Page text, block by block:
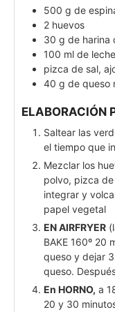
500 g de
2 huevos
30 g de harina
100 ml de
pizca de sal,
40 g de queso
ELABORACIÓN
Saltear las
el tiempo que
Mezclar los
polvo, pizca
integrar y
papel vegetal
EN AIRFRYER
BAKE 160º 20
queso y dejar
queso.
En HORNO, a
20 y 30